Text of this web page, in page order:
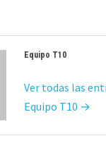
Equipo T10
Ver todas las
Equipo T10 →